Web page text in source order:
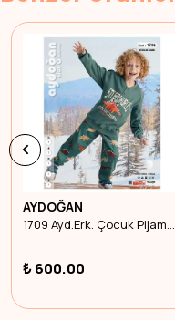
AYDOĞAN
1709 Ayd.Erk. Çocuk Pijama Tk Interlok U.Kol Beden 5
₺ 600.00